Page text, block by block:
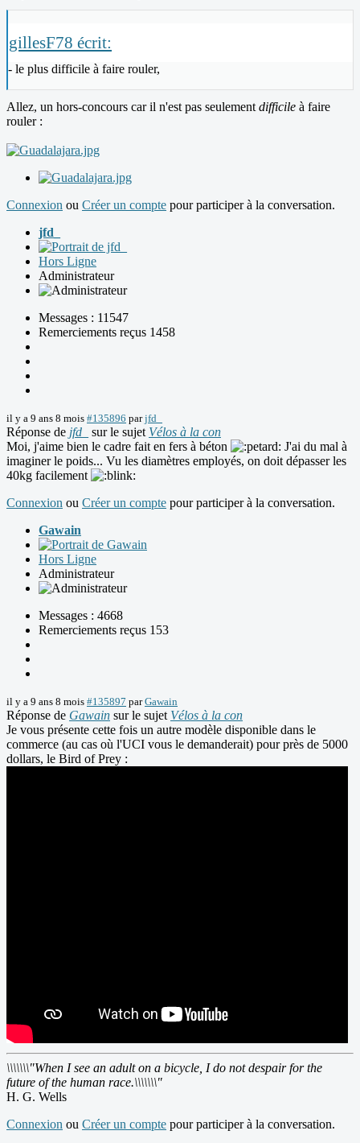
gillesF78 écrit:
- le plus difficile à faire rouler,
Allez, un hors-concours car il n'est pas seulement difficile à faire
rouler :
Connexion ou Créer un compte pour participer à la conversation.
jfd_
Hors Ligne
Administrateur
Messages : 11547
Remerciements reçus 1458
il y a 9 ans 8 mois #135896 parjfd_
Réponse de jfd_ sur le sujet Vélos à la con
Moi, j'aime bien le cadre fait en fers à béton
J'ai du mal à
imaginer le poids... Vu les diamètres employés, on doit dépasser les
40kg facilement
Connexion ou Créer un compte pour participer à la conversation.
Gawain
Hors Ligne
Administrateur
Messages : 4668
Remerciements reçus 153
il y a 9 ans 8 mois #135897 parGawain
Réponse de Gawain sur le sujet Vélos à la con
Je vous présente cette fois un autre modèle disponible dans le
commerce (au cas où l'UCI vous le demanderait) pour près de 5000
dollars, le Bird of Prey :
\\\\\\\"When I see an adult on a bicycle, I do not despair for the
future of the human race.\\\\\\\"
H. G. Wells
Connexion ou Créer un compte pour participer à la conversation.